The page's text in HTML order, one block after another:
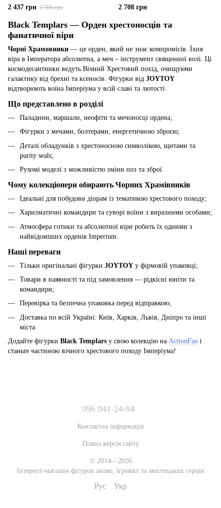
Прімаріс Гранбертус, JOYTOY,
2 437 грн 2 708 грн
Прімаріс Гармунд, JOYTOY,
2 708 грн
Black Templars — Орден хрестоносців та
фанатичної віри
Чорні Храмовники — це орден, який не знає компромісів. Їхня
віра в Імператора абсолютна, а меч – інструмент священної волі. Ці
космодесантники ведуть Вічний Хрестовий похід, очищуючи
галактику від брехні та ксеносів. Фігурки від JOYTOY
відтворюють воїна Імперіума у всій славі та лютості.
Що представлено в розділі
Паладини, маршали, неофіти та мечоносці ордена;
Фігурки з мечами, болтерами, енергетичною зброєю;
Деталі обладунків з хрестоносною символікою, щитами та
purity seals;
Рухомі моделі з можливістю зміни поз та зброї.
Чому колекціонери обирають Чорних Храмівників
Ідеальні для побудови діорам із тематикою хрестового походу;
Харизматичні командири та суворі воїни з виразними особами;
Атмосфера готики та абсолютної віри робить їх одними з
найвідоміших орденів Imperium.
Наші переваги
Тільки оригінальні фігурки JOYTOY у фірмовій упаковці;
Товари в наявності та під замовлення — рідкісні юніти та
командири;
Перевірка та безпечна упаковка перед відправкою;
Доставка по всій Україні: Київ, Харків, Львів, Дніпро та інші
міста.
Додайте фігурки Black Templars у свою колекцію на ActionFan і
станьте частиною вічного хрестового походу Імперіума!
096 041-24-94
Контактна інформація
Повна версія сайту
© 2014—2026
Інтернет-магазин фігурок аніме, ігрових та мистецьких героїв
Рус Укр